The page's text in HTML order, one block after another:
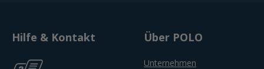
Hilfe & Kontakt Über POLO
Unternehmen